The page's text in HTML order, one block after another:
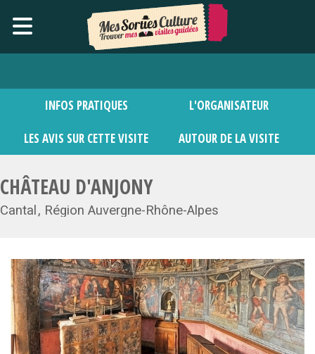
INFOS PRATIQUES L'ORGANISATEUR
LES AVIS SUR CETTE VISITE AUTOUR DE LA VISITE
CHÂTEAU D'ANJONY
Cantal Région Auvergne-Rhône-Alpes